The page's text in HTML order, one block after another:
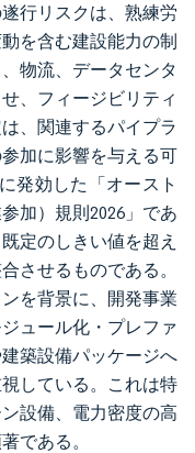
行リスクは、熟練労
を含む建設能力の制
物流、データセンタ
、フィージビリティ
、関連するパイプラ
加に影響を与える可
発効した「オースト
加）規則2026」であ
定のしきい値を超え
させるものである。
を背景に、開発事業
ュール化・プレファ
築設備パッケージへ
している。これは特
設備、電力密度の高
である。